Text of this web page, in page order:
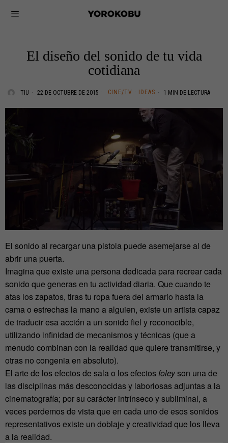
El diseño del sonido de tu vida
cotidiana
TIU 22 DE OCTUBRE DE 2015 CINE/TV · IDEAS 1 MIN DE LECTURA
El sonido al recargar una pistola puede asemejarse al de
abrir una puerta.
Imagina que existe una persona dedicada para recrear cada
sonido que generas en tu actividad diaria. Que cuando te
atas los zapatos, tiras tu ropa fuera del armario hasta la
cama o estrechas la mano a alguien, existe un artista capaz
de traducir esa acción a un sonido fiel y reconocible,
utilizando infinidad de mecanismos y técnicas (que a
menudo combinan con la realidad que quiere transmitirse, y
otras no congenia en absoluto).
El arte de los efectos de sala o los efectosfoleyson una de
las disciplinas más desconocidas y laboriosas adjuntas a la
cinematografía; por su carácter intrínseco y subliminal, a
veces perdemos de vista que en cada uno de esos sonidos
representativos existe un doblaje y creatividad que los lleva
a la realidad.